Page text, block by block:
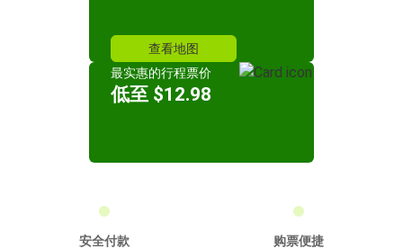
查看地图
最实惠的行程票价
低至 $12.98
安全付款
购票便捷